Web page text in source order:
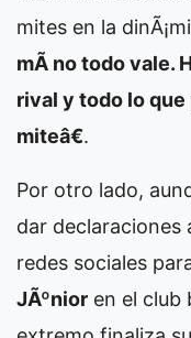
mites en la
mÃ­ no todo vale.
rival y todo lo
miteâ€.
Por otro lado,
dar declaraciones
redes sociales
JÃºnior en el club